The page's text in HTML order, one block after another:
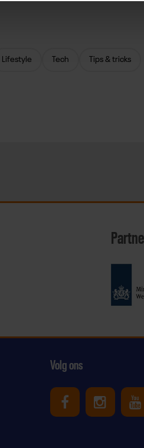
Lifestyle Tech Tips & tricks
Volg ons
UniekUniek